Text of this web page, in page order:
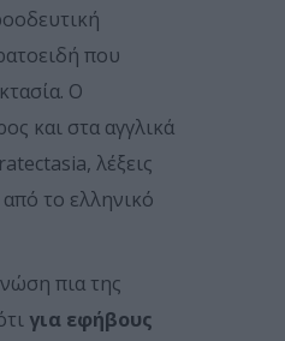
που
Ο
και στα αγγλικά
λέξεις
το ελληνικό
πια της
για εφήβους